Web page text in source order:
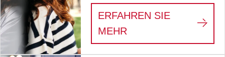
ERFAHREN SIE
MEHR